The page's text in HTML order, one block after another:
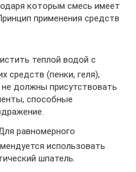
которым смесь имеет
применения средств
теплой водой с
средств (пенки, геля),
должны присутствовать
способные
равномерного
использовать
шпатель.